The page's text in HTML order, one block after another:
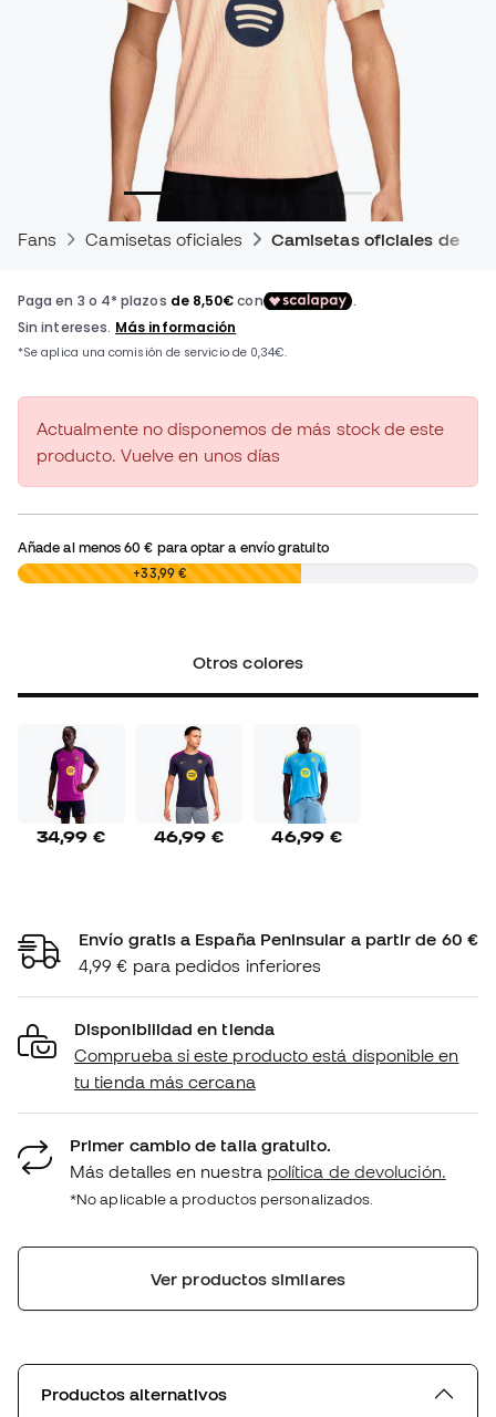
Fans Camisetas oficiales Camisetas oficiales de
Actualmente no disponemos de más stock de este
producto. Vuelve en unos días
Añade al menos60 € para optar a envío gratuito
0,00 € +33,99 €
Otros colores
34,99 € 46,99 € 46,99 €
Envío gratis a España Peninsular a partir de 60 €
4,99 € para pedidos inferiores
Disponibilidad en tienda
Comprueba si este producto está disponible en
tu tienda más cercana
Primer cambio de talla gratuito.
Más detalles en nuestra política de devolución.
*No aplicable a productos personalizados.
Ver productos similares
Productos alternativos